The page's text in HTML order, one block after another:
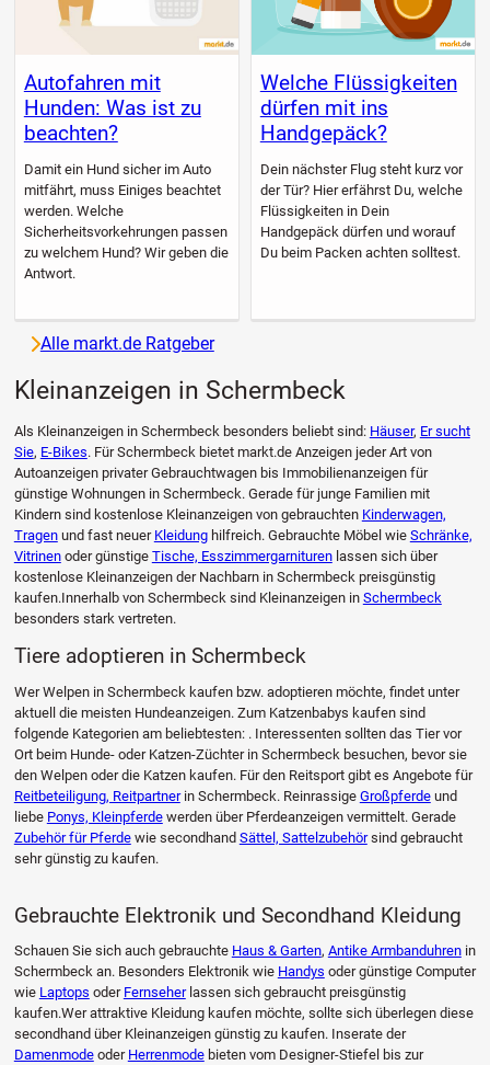
Autofahren mit
Hunden: Was ist zu
beachten?
Damit ein Hund sicher im Auto
mitfährt, muss Einiges beachtet
werden. Welche
Sicherheitsvorkehrungen passen
zu welchem Hund? Wir geben die
Antwort.
Welche Flüssigkeiten
dürfen mit ins
Handgepäck?
Dein nächster Flug steht kurz vor
der Tür? Hier erfährst Du, welche
Flüssigkeiten in Dein
Handgepäck dürfen und worauf
Du beim Packen achten solltest.
Alle markt.de Ratgeber
Kleinanzeigen in Schermbeck
Als Kleinanzeigen in Schermbeck besonders beliebt sind: Häuser, Er sucht
Sie, E-Bikes. Für Schermbeck bietet markt.de Anzeigen jeder Art von
Autoanzeigen privater Gebrauchtwagen bis Immobilienanzeigen für
günstige Wohnungen in Schermbeck. Gerade für junge Familien mit
Kindern sind kostenlose Kleinanzeigen von gebrauchten Kinderwagen,
Tragenund fast neuer Kleidunghilfreich. Gebrauchte Möbel wie Schränke,
Vitrinenoder günstige Tische, Esszimmergarniturenlassen sich über
kostenlose Kleinanzeigen der Nachbarn in Schermbeck preisgünstig
kaufen.Innerhalb von Schermbeck sind Kleinanzeigen in Schermbeck
besonders stark vertreten.
Tiere adoptieren in Schermbeck
Wer Welpen in Schermbeck kaufen bzw. adoptieren möchte, findet unter
aktuell die meisten Hundeanzeigen. Zum Katzenbabys kaufen sind
folgende Kategorien am beliebtesten: . Interessenten sollten das Tier vor
Ort beim Hunde- oder Katzen-Züchter in Schermbeck besuchen, bevor sie
den Welpen oder die Katzen kaufen. Für den Reitsport gibt es Angebote für
Reitbeteiligung, Reitpartnerin Schermbeck. Reinrassige Großpferdeund
liebe Ponys, Kleinpferdewerden über Pferdeanzeigen vermittelt. Gerade
Zubehör für Pferdewie secondhand Sättel, Sattelzubehörsind gebraucht
sehr günstig zu kaufen.
Gebrauchte Elektronik und Secondhand Kleidung
Schauen Sie sich auch gebrauchte Haus & Garten, Antike Armbanduhrenin
Schermbeck an. Besonders Elektronik wie Handys oder günstige Computer
wie Laptops oder Fernseherlassen sich gebraucht preisgünstig
kaufen.Wer attraktive Kleidung kaufen möchte, sollte sich überlegen diese
secondhand über Kleinanzeigen günstig zu kaufen. Inserate der
Damenmodeoder Herrenmodebieten vom Designer-Stiefel bis zur